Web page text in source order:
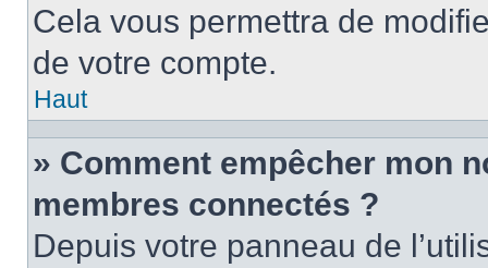
Cela vous permettra de
de votre compte.
Haut
» Comment empêcher mon
membres connectés ?
Depuis votre panneau de